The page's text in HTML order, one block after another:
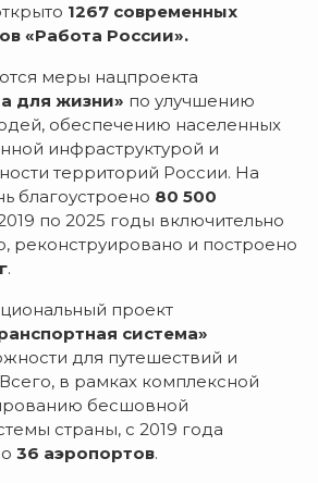
1267 современных
«Работа России».
меры нацпроекта
для жизни» по улучшению
обеспечению населенных
инфраструктурой и
территорий России. На
благоустроено 80 500
по 2025 годы включительно
реконструировано и построено
.
проект
система»
для путешествий и
в рамках комплексной
бесшовной
страны, с 2019 года
36 аэропортов.